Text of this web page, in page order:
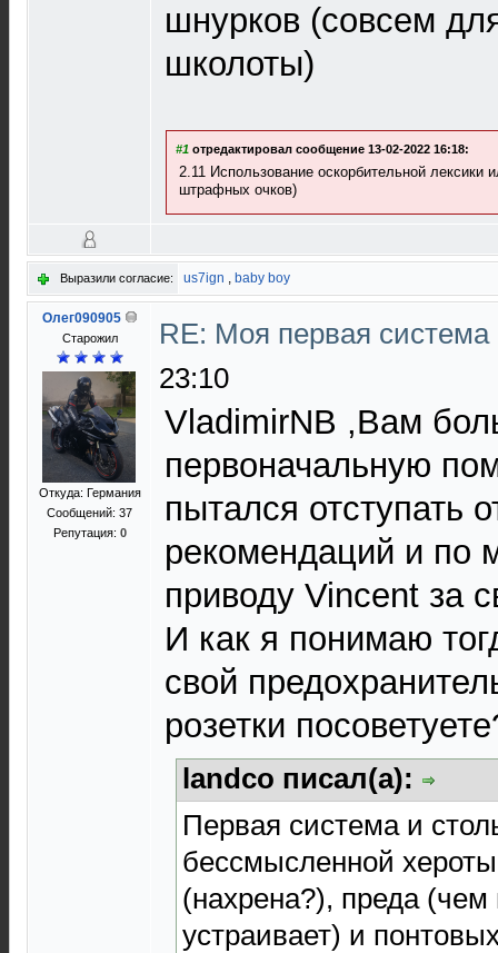
шнурков (совсем
школоты)
#1 отредактировал сообщение 13-02-2022 16:18:
2.11 Использование оскорбительной лексики
штрафных очков)
Выразили согласие: us7ign , baby boy
Олег090905
Старожил
Откуда: Германия
Сообщений: 37
Репутация: 0
RE: Моя первая
23:10
VladimirNB ,Вам
первоначальную
пытался отступать
рекомендаций и по
приводу Vincent за
И как я понимаю
свой
розетки
landco писал(а):
Первая система и
бессмысленной
(нахрена?), преда (чем
устраивает) и